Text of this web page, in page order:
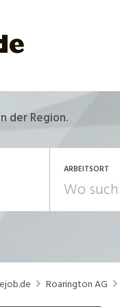
der Region.
ARBEITSORT
Roarington AG